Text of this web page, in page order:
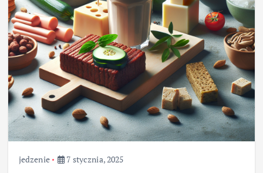
jedzenie 7 stycznia, 2025